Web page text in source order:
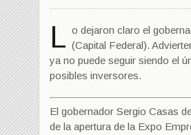
L o dejaron claro el
(Capital Federal).
ya no puede seguir siendo el
posibles inversores.
El gobernador Sergio Casas
de la apertura de la Expo